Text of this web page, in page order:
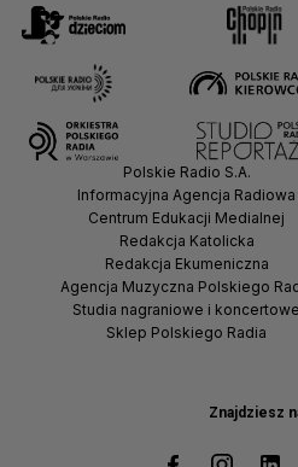
Znajdziesz
Polskie Radio S.A.
Informacyjna Agencja Radiowa
Centrum Edukacji Medialnej
Redakcja Katolicka
Redakcja Ekumeniczna
Agencja Muzyczna Polskiego
Studia nagraniowe i koncertowe
Sklep Polskiego Radia